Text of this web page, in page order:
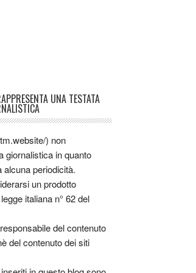
UNA TESTATA
) non
giornalistica in quanto
periodicità.
un prodotto
italiana n° 62 del
del contenuto
del contenuto dei siti